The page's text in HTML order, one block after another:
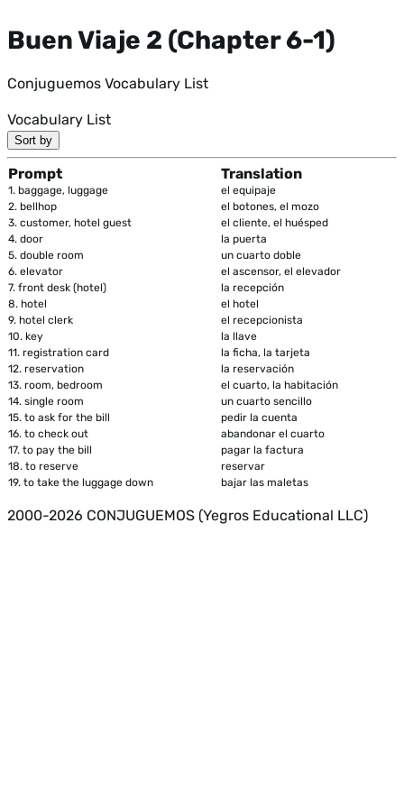
Buen Viaje 2 (Chapter 6-1)
Conjuguemos Vocabulary List
Vocabulary List
Sort by
Prompt Translation
1. baggage, luggage
el equipaje
2. bellhop
el botones, el mozo
3. customer, hotel guest
el cliente, el huésped
4. door
la puerta
5. double room
un cuarto doble
6. elevator
el ascensor, el elevador
7. front desk (hotel)
la recepción
8. hotel
el hotel
9. hotel clerk
el recepcionista
10. key
la llave
11. registration card
la ficha, la tarjeta
12. reservation
la reservación
13. room, bedroom
el cuarto, la habitación
14. single room
un cuarto sencillo
15. to ask for the bill
pedir la cuenta
16. to check out
abandonar el cuarto
17. to pay the bill
pagar la factura
18. to reserve
reservar
19. to take the luggage down bajar las maletas
2000-2026 CONJUGUEMOS (Yegros Educational LLC)